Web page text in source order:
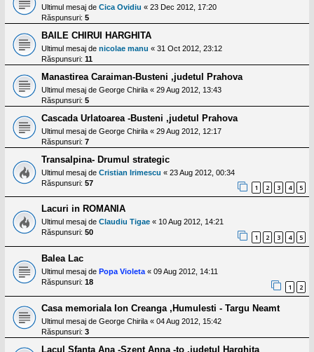
Ultimul mesaj de Cica Ovidiu « 23 Dec 2012, 17:20
Răspunsuri: 5
BAILE CHIRUI HARGHITA
Ultimul mesaj de nicolae manu « 31 Oct 2012, 23:12
Răspunsuri: 11
Manastirea Caraiman-Busteni ,judetul Prahova
Ultimul mesaj de George Chirila « 29 Aug 2012, 13:43
Răspunsuri: 5
Cascada Urlatoarea -Busteni ,judetul Prahova
Ultimul mesaj de George Chirila « 29 Aug 2012, 12:17
Răspunsuri: 7
Transalpina- Drumul strategic
Ultimul mesaj de Cristian Irimescu « 23 Aug 2012, 00:34
Răspunsuri: 57
1 2 3 4 5
Lacuri in ROMANIA
Ultimul mesaj de Claudiu Tigae « 10 Aug 2012, 14:21
Răspunsuri: 50
1 2 3 4 5
Balea Lac
Ultimul mesaj de Popa Violeta « 09 Aug 2012, 14:11
Răspunsuri: 18
1 2
Casa memoriala Ion Creanga ,Humulesti - Targu Neamt
Ultimul mesaj de George Chirila « 04 Aug 2012, 15:42
Răspunsuri: 3
Lacul Sfanta Ana -Szent Anna -to ,judetul Harghita